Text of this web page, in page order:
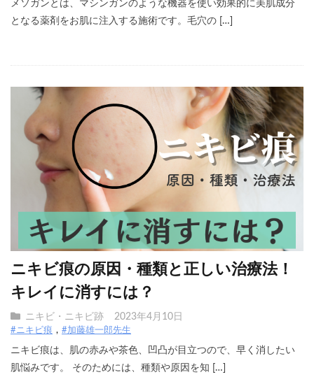
メソガンとは、マシンガンのような機器を使い効果的に美肌成分
となる薬剤をお肌に注入する施術です。毛穴の […]
ニキビ痕の原因・種類と正しい治療法！
キレイに消すには？
ニキビ・ニキビ跡 2023年4月10日
#ニキビ痕 #加藤雄一郎先生
ニキビ痕は、肌の赤みや茶色、凹凸が目立つので、早く消したい
肌悩みです。 そのためには、種類や原因を知 […]